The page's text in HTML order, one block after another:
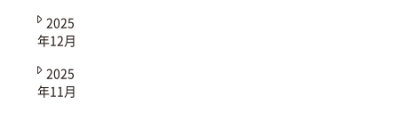
2025
年12月
2025
年11月